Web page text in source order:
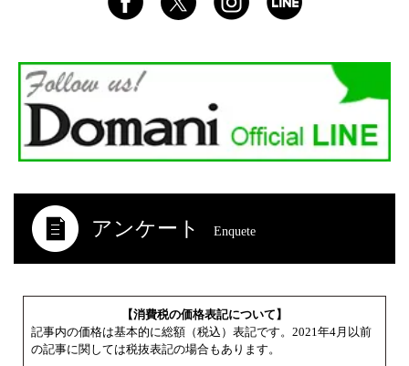
アンケート Enquete
【消費税の価格表記について】
記事内の価格は基本的に総額（税込）表記です。2021年4月以前
の記事に関しては税抜表記の場合もあります。